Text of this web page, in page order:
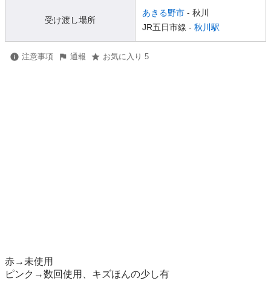
受け渡し場所
あきる野市 - 秋川
JR五日市線 - 秋川駅
注意事項 通報 お気に入り 5
赤→未使用
ピンク→数回使用、キズほんの少し有